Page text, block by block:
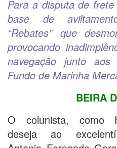
Para a disputa de
base de
“Rebates” que
provocando
navegação junto
Fundo de Marinha
BEIRA
O colunista, como
deseja ao